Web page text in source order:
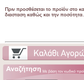
Πριν προσθέσεται το προϊόν στο
διασταση καθώς και την ποσότητα.